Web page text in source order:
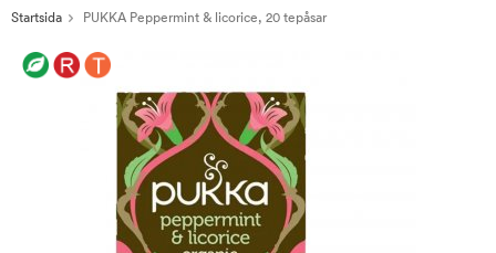
Startsida PUKKA Peppermint & licorice, 20 tepåsar